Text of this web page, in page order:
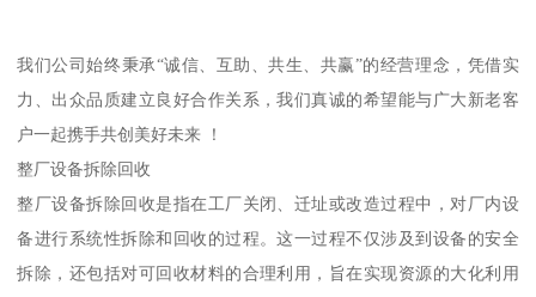
我们公司始终秉承“诚信、互助、共生、共赢”的经营理念，凭借实
力、出众品质建立良好合作关系，我们真诚的希望能与广大新老客
户一起携手共创美好未来 ！
整厂设备拆除回收
整厂设备拆除回收是指在工厂关闭、迁址或改造过程中，对厂内设
备进行系统性拆除和回收的过程。这一过程不仅涉及到设备的安全
拆除，还包括对可回收材料的合理利用，旨在实现资源的大化利用